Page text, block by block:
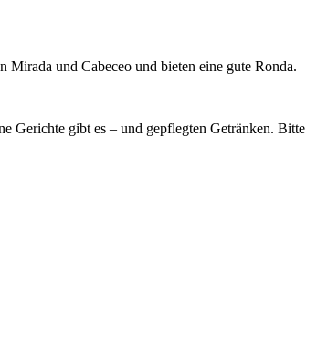
und Cabeceo und bieten eine gute Ronda.
Gerichte gibt es – und gepflegten Getränken. Bitte